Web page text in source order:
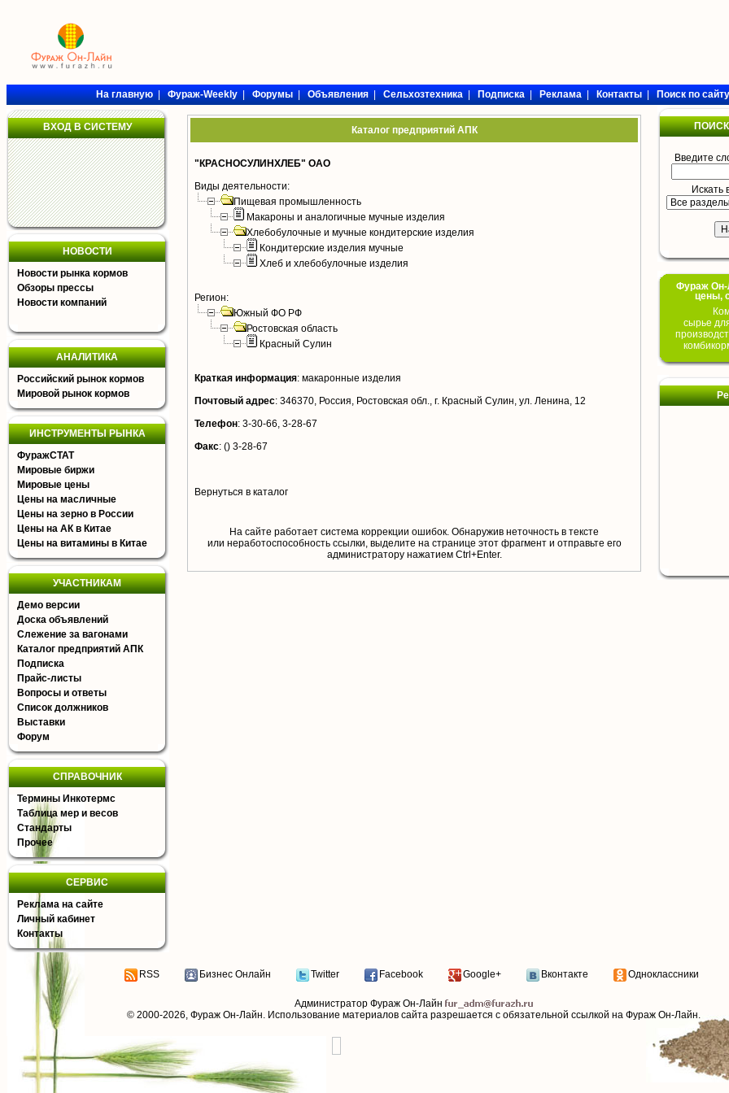
На главную|Фураж-Weekly|Форумы|Объявления|Сельхозтехника|Подписка|Реклама|Контакты|Поиск по сайту
ВХОД В СИСТЕМУ
НОВОСТИ
Новости рынка кормов
Обзоры прессы
Новости компаний
АНАЛИТИКА
Российский рынок кормов
Мировой рынок кормов
ИНСТРУМЕНТЫ РЫНКА
ФуражСТАТ
Мировые биржи
Мировые цены
Цены на масличные
Цены на зерно в России
Цены на АК в Китае
Цены на витамины в Китае
УЧАСТНИКАМ
Демо версии
Доска объявлений
Слежение за вагонами
Каталог предприятий АПК
Подписка
Прайс-листы
Вопросы и ответы
Список должников
Выставки
Форум
СПРАВОЧНИК
Термины Инкотермс
Таблица мер и весов
Стандарты
Прочее
СЕРВИС
Реклама на сайте
Личный кабинет
Контакты
Каталог предприятий АПК
"КРАСНОСУЛИНХЛЕБ" ОАО
Виды деятельности:
Пищевая промышленность
Макароны и аналогичные мучные изделия
Хлебобулочные и мучные кондитерские изделия
Кондитерские изделия мучные
Хлеб и хлебобулочные изделия
Регион:
Южный ФО РФ
Ростовская область
Красный Сулин
Краткая информация: макаронные изделия
Почтовый адрес: 346370, Россия, Ростовская обл., г. Красный Сулин, ул. Ленина, 12
Телефон: 3-30-66, 3-28-67
Факс: () 3-28-67
Вернуться в каталог
На сайте работает система коррекции ошибок. Обнаружив неточность в тексте
или неработоспособность ссылки, выделите на странице этот фрагмент и отправьте его
aдминистратору нажатием Ctrl+Enter.
Введите
Искать
Фураж Он-
цены,
сырье
RSS Бизнес Онлайн Twitter Facebook Google+ Вконтакте Одноклассники
Администратор Фураж Он-Лайн
© 2000-2026, Фураж Он-Лайн. Использование материалов сайта разрешается с обязательной ссылкой на Фураж Он-Лайн.